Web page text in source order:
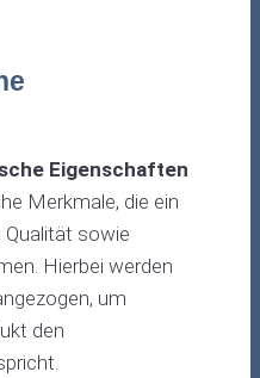
Eigenschaften
Merkmale, die ein
sowie
Hierbei werden
um
den